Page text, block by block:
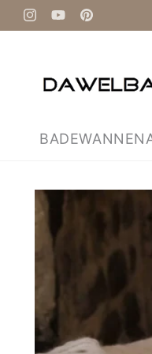
zum
Inhalt
InstagramYouTubePinterest
Produktinformationen
springen